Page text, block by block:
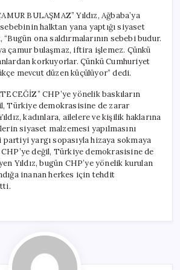
BULAŞMAZ” Yıldız, Ağbaba’ya
halktan yana yaptığı siyaset
ona saldırmalarının sebebi budur.
çamur bulaşmaz, iftira işlemez. Çünkü
korkuyorlar. Çünkü Cumhuriyet
mevcut düzen küçülüyor” dedi.
CHP’ye yönelik baskıların
Türkiye demokrasisine de zarar
kadınlara, ailelere ve kişilik haklarına
siyaset malzemesi yapılmasını
yargı sopasıyla hizaya sokmaya
CHP’ye değil, Türkiye demokrasisine de
Yıldız, bugün CHP’ye yönelik kurulan
inanan herkes için tehdit